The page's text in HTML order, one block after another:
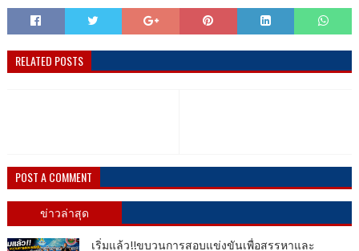
RELATED POSTS
POST A COMMENT
ข่าวล่าสุด
เริ่มแล้ว!!ขบวนการสอบแข่งขันเพื่อสรรหาและ